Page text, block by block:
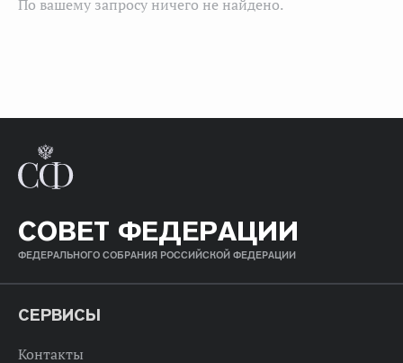
По вашему запросу ничего не найдено.
СОВЕТ ФЕДЕРАЦИИ
ФЕДЕРАЛЬНОГО СОБРАНИЯ РОССИЙСКОЙ ФЕДЕРАЦИИ
СЕРВИСЫ
Контакты